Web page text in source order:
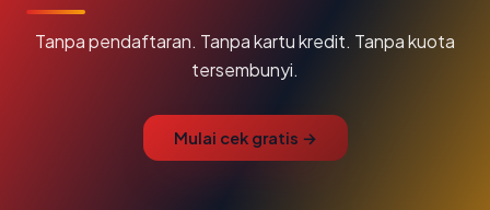
Tanpa pendaftaran. Tanpa kartu kredit. Tanpa kuota
tersembunyi.
Mulai cek gratis →